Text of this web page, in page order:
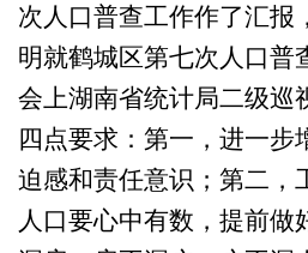
次人口普查工作作了汇报
明就鹤城区第七次人口普
会上湖南省统计局二级巡
四点要求：第一，进一步
迫感和责任意识；第二，
人口要心中有数，提前做